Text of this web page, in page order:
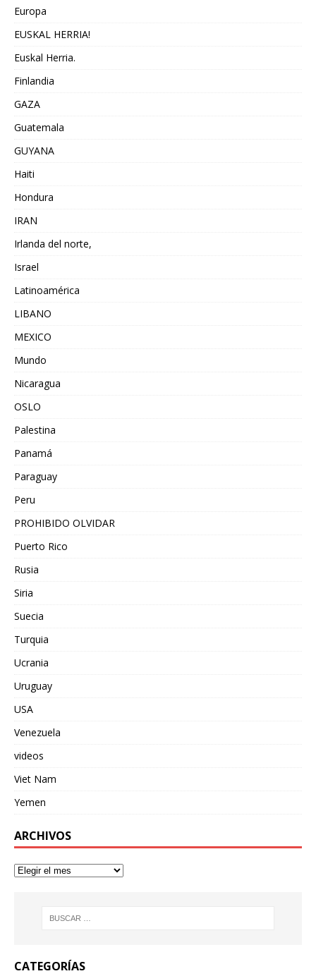
Europa
EUSKAL HERRIA!
Euskal Herria.
Finlandia
GAZA
Guatemala
GUYANA
Haiti
Hondura
IRAN
Irlanda del norte,
Israel
Latinoamérica
LIBANO
MEXICO
Mundo
Nicaragua
OSLO
Palestina
Panamá
Paraguay
Peru
PROHIBIDO OLVIDAR
Puerto Rico
Rusia
Siria
Suecia
Turquia
Ucrania
Uruguay
USA
Venezuela
videos
Viet Nam
Yemen
ARCHIVOS
CATEGORÍAS